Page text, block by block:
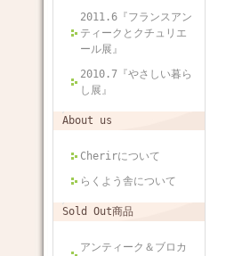
2011.6『フランスアン
ティークとクチュリエ
ール展』
2010.7『やさしい暮ら
し展』
About us
Cherirについて
らくよう舎について
Sold Out商品
アンティーク＆ブロカ